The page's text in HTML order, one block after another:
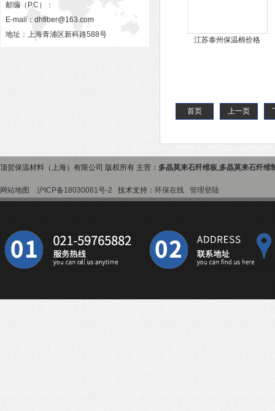
邮编（P.C）：
E-mail： dhfiber@163.com
地址：上海青浦区新科路588号
江苏泰州保温棉价格
首页 上一页
顶贺保温材料（上海）有限公司 版权所有 主营： 多晶莫来石纤维板,多晶莫来石纤维
网站地图 沪ICP备18030081号-2 技术支持： 环保在线 管理登陆